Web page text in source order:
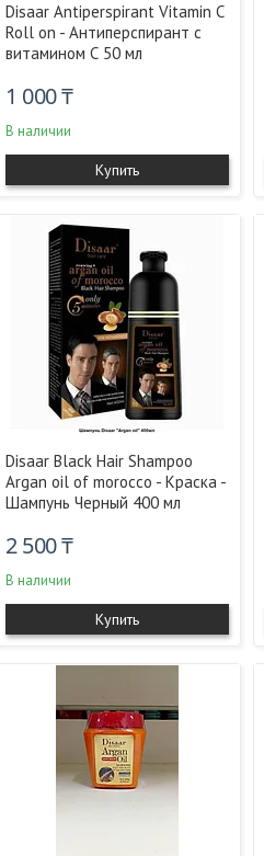
Disaar Antiperspirant Vitamin C
Roll on - Антиперспирант с
витамином С 50 мл
1 000 ₸
В наличии
Купить
Disaar Black Hair Shampoo
Argan oil of morocco - Краска -
Шампунь Черный 400 мл
2 500 ₸
В наличии
Купить